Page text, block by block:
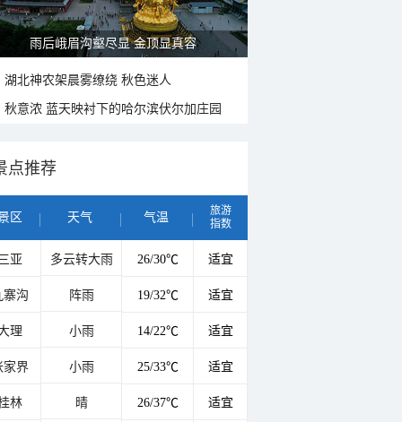
雨后峨眉沟壑尽显 金顶显真容
湖北神农架晨雾缭绕 秋色迷人
秋意浓 蓝天映衬下的哈尔滨伏尔加庄园
点推荐
区 天气 气温
旅游
指数
亚 多云转大雨 26/30℃ 适宜
寨沟 阵雨 19/32℃ 适宜
理 小雨 14/22℃ 适宜
家界 小雨 25/33℃ 适宜
林 晴 26/37℃ 适宜